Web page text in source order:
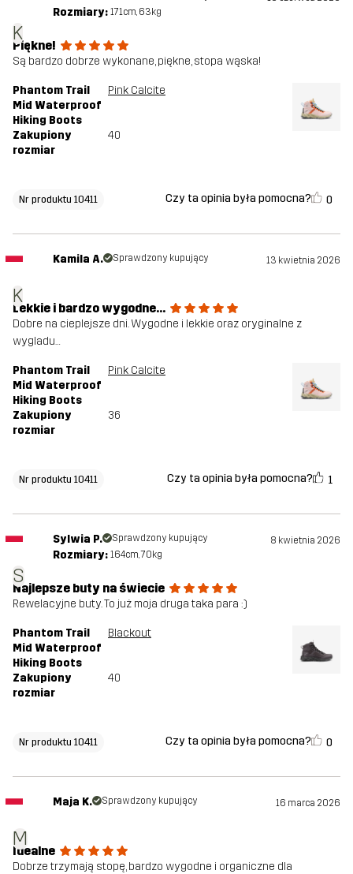
K
Rozmiary: 171cm, 63kg
Piękne!
Są bardzo dobrze wykonane, piękne, stopa wąska!
Phantom Trail
Mid Waterproof
Hiking Boots
Pink Calcite
Zakupiony
rozmiar
40
Nr produktu 10411 Czy ta opinia była pomocna? 0
K
Kamila A. Sprawdzony kupujący 13 kwietnia 2026
Lekkie i bardzo wygodne…
Dobre na cieplejsze dni. Wygodne i lekkie oraz oryginalne z
wygladu…
Phantom Trail
Mid Waterproof
Hiking Boots
Pink Calcite
Zakupiony
rozmiar
36
Nr produktu 10411 Czy ta opinia była pomocna? 1
S
Sylwia P. Sprawdzony kupujący 8 kwietnia 2026
Rozmiary: 164cm, 70kg
Najlepsze buty na świecie
Rewelacyjne buty. To już moja druga taka para :)
Phantom Trail
Mid Waterproof
Hiking Boots
Blackout
Zakupiony
rozmiar
40
Nr produktu 10411 Czy ta opinia była pomocna? 0
M
Maja K. Sprawdzony kupujący 16 marca 2026
Idealne
Dobrze trzymają stopę, bardzo wygodne i organiczne dla